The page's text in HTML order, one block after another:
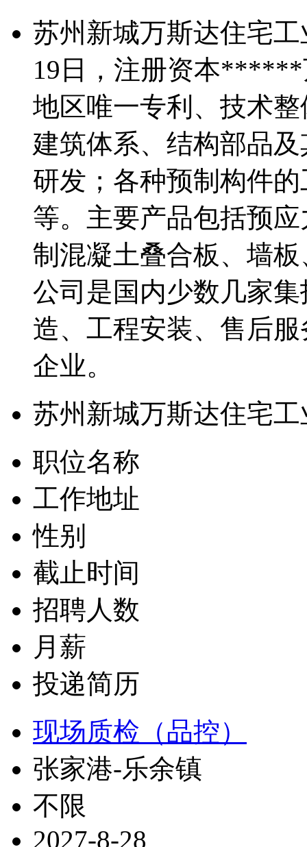
苏州新城万斯达住宅
19日，注册资本******
地区唯一专利、技术
建筑体系、结构部品
研发；各种预制构件
等。主要产品包括预
制混凝土叠合板、墙
公司是国内少数几家
造、工程安装、售后
企业。
苏州新城万斯达住宅
职位名称
工作地址
性别
截止时间
招聘人数
月薪
投递简历
现场质检（品控）
张家港-乐余镇
不限
2027-8-28